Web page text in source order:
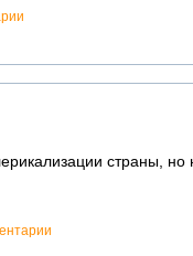
страны, но